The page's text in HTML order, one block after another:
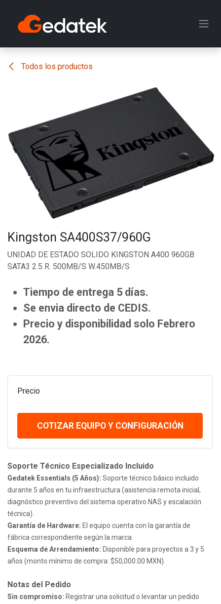
Todos los productos
Kingston SA400S37/960G
UNIDAD DE ESTADO SOLIDO KINGSTON A400 960GB
SATA3 2.5 R. 500MB/S W.450MB/S
Tiempo de entrega 5 días.
Se envia directo de CEDIS.
Precio y disponibilidad solo Febrero
2026.
Precio
COTIZAR EQUIPO Y CONFIGURACIÓN
Soporte Técnico Especializado Incluido
Gedatek Essentials (5 Años): Soporte técnico básico incluido
durante 5 años en tu infraestructura (asistencia remota inicial,
diagnóstico preventivo del sistema operativo NAS y escalación
técnica).
Garantía de Hardware: El equipo cuenta con la garantía de
fábrica correspondiente según la marca.
Esquema de Arrendamiento: Disponible para proyectos a 3 y 5
años (monto mínimo de compra: $50,000.00 MXN).
Notas del Pedido
Sin compromiso: Registrar una solicitud o levantar un pedido